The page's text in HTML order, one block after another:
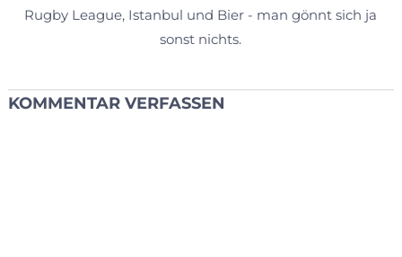
Rugby League, Istanbul und Bier - man gönnt sich ja
sonst nichts.
KOMMENTAR VERFASSEN